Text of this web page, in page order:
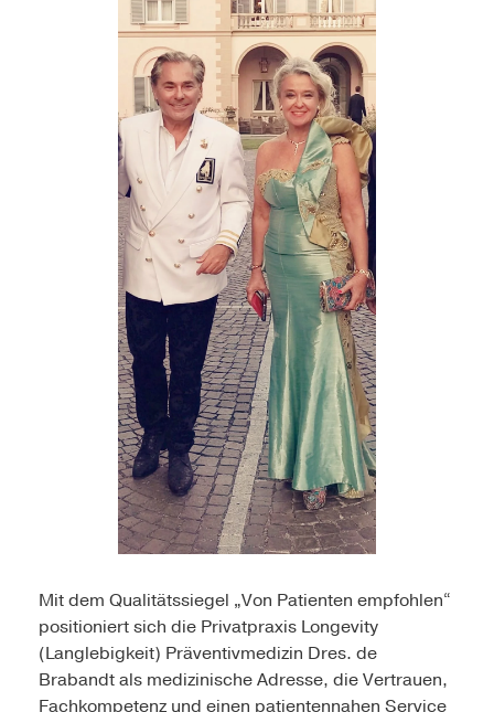
Mit dem Qualitätssiegel „Von Patienten empfohlen“
positioniert sich die Privatpraxis Longevity
(Langlebigkeit) Präventivmedizin Dres. de
Brabandt als medizinische Adresse, die Vertrauen,
Fachkompetenz und einen patientennahen Service